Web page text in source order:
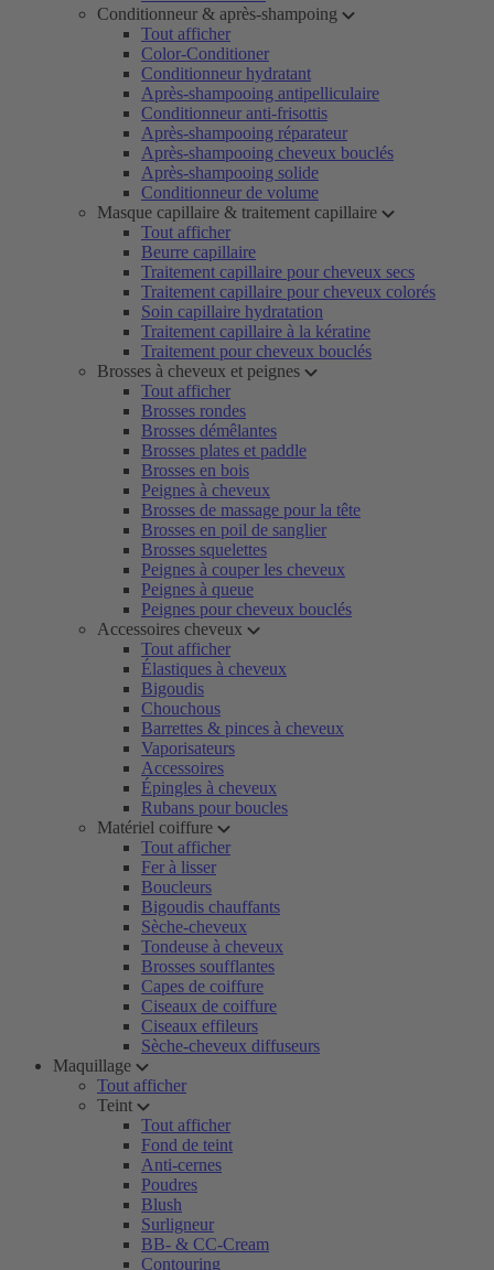
Conditionneur & après-shampoing
Tout afficher
Color-Conditioner
Conditionneur hydratant
Après-shampooing antipelliculaire
Conditionneur anti-frisottis
Après-shampooing réparateur
Après-shampooing cheveux bouclés
Après-shampooing solide
Conditionneur de volume
Masque capillaire & traitement capillaire
Tout afficher
Beurre capillaire
Traitement capillaire pour cheveux secs
Traitement capillaire pour cheveux colorés
Soin capillaire hydratation
Traitement capillaire à la kératine
Traitement pour cheveux bouclés
Brosses à cheveux et peignes
Tout afficher
Brosses rondes
Brosses démêlantes
Brosses plates et paddle
Brosses en bois
Peignes à cheveux
Brosses de massage pour la tête
Brosses en poil de sanglier
Brosses squelettes
Peignes à couper les cheveux
Peignes à queue
Peignes pour cheveux bouclés
Accessoires cheveux
Tout afficher
Élastiques à cheveux
Bigoudis
Chouchous
Barrettes & pinces à cheveux
Vaporisateurs
Accessoires
Épingles à cheveux
Rubans pour boucles
Matériel coiffure
Tout afficher
Fer à lisser
Boucleurs
Bigoudis chauffants
Sèche-cheveux
Tondeuse à cheveux
Brosses soufflantes
Capes de coiffure
Ciseaux de coiffure
Ciseaux effileurs
Sèche-cheveux diffuseurs
Maquillage
Tout afficher
Teint
Tout afficher
Fond de teint
Anti-cernes
Poudres
Blush
Surligneur
BB- & CC-Cream
Contouring